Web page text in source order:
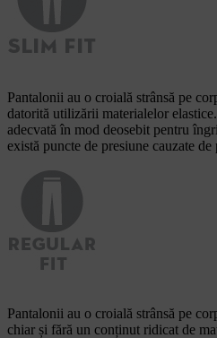
Pantalonii au o croială strânsă pe
datorită utilizării materialelor
adecvată în mod deosebit pentru
există puncte de presiune cauzate
Pantalonii au o croială strânsă pe
chiar și fără un conținut ridicat de